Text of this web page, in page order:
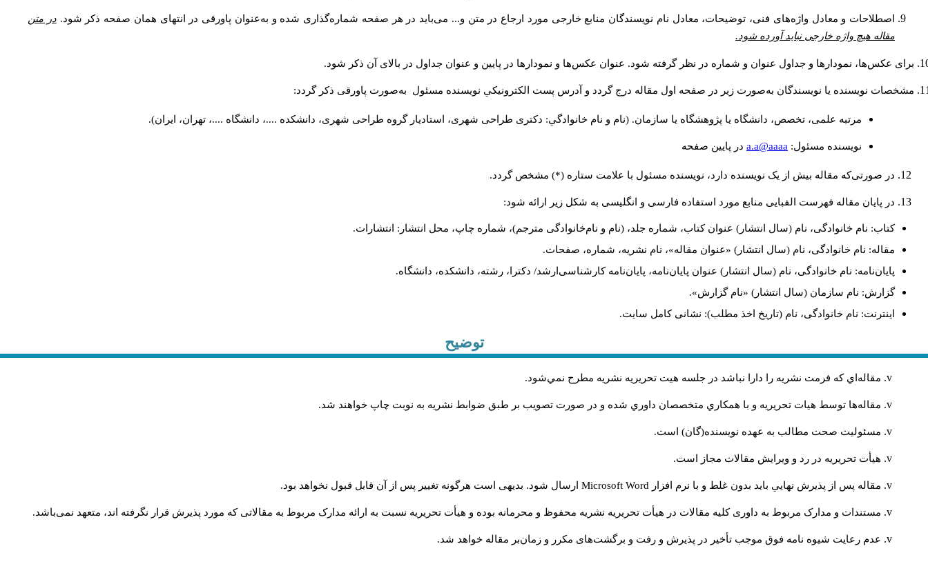
اصطلاحات و معادل واژه‌های فنی، توضیحات، معادل نام نویسندگان منابع خارجی مورد ارجاع در متن و... می‌باید در هر صفحه شماره‌گذاری شده و به‌عنوان پاورقی در انتهای همان صفحه ذکر شود. در متن
مقاله هیچ واژه خارجی نباید آورده شود.
برای عکس‌ها، نمودارها و جداول عنوان و شماره در نظر گرفته شود. عنوان عکس‌ها و نمودارها در پایین و عنوان جداول در بالای آن ذکر شود.
مشخصات نویسنده یا نویسندگان به‌صورت زیر در صفحه اول مقاله درج گردد و آدرس پست الكترونيكي نويسنده مسئول به‌صورت پاورقی ذکر گردد:
مرتبه علمی، تخصص، دانشگاه یا پژوهشگاه یا سازمان. (نام و نام خانوادگي: دکتری طراحی شهری، استادیار گروه طراحی شهری، دانشکده ....، دانشگاه ....، تهران، ایران).
نويسنده مسئول: a.a@aaaa در پايين صفحه
در صورتی‌که مقاله بیش از یک نویسنده دارد، نویسنده مسئول با علامت ستاره (*) مشخص گردد.
در پایان مقاله فهرست الفبایی منابع مورد استفاده فارسی و انگلیسی به شکل زیر ارائه شود:
کتاب: نام خانوادگی، نام (سال انتشار) عنوان کتاب، شماره جلد، (نام و نام‌خانوادگی مترجم)، شماره چاپ، محل انتشار: انتشارات.
مقاله: نام خانوادگی، نام (سال انتشار) «عنوان مقاله»، نام نشریه، شماره، صفحات.
پایان‌نامه: نام خانوادگی، نام (سال انتشار) عنوان پایان‌نامه، پایان‌نامه کارشناسی‌ارشد/ دکترا، رشته، دانشکده، دانشگاه.
گزارش: نام سازمان (سال انتشار) «نام گزارش».
اینترنت: نام خانوادگی، نام (تاریخ اخذ مطلب): نشانی کامل سایت.
توضیح
مقاله‌اي كه فرمت نشريه را دارا نباشد در جلسه هيت تحريريه نشريه مطرح نمي‌شود.
مقاله‌ها توسط هیات تحريريه و با همکاري متخصصان داوري شده و در صورت تصويب بر طبق ضوابط نشريه به نوبت چاپ خواهند شد.
مسئوليت صحت مطالب به عهده نويسنده(گان) است.
هيأت تحريريه در رد و ويرايش مقالات مجاز است.
مقاله پس از پذيرش نهايي باید بدون غلط و با نرم افزار Microsoft Word ارسال شود. بدیهی است هرگونه تغییر پس از آن قابل قبول نخواهد بود.
مستندات و مدارک مربوط به داوری کلیه مقالات در هیأت تحریریه نشریه محفوظ و محرمانه بوده و هیأت تحریریه نسبت به ارائه مدارک مربوط به مقالاتی که مورد پذیرش قرار نگرفته اند، متعهد نمی‌باشد.
عدم رعایت شیوه نامه فوق موجب تأخیر در پذیرش و رفت و برگشت‌‌های مکرر و زمان‌بر مقاله خواهد شد.